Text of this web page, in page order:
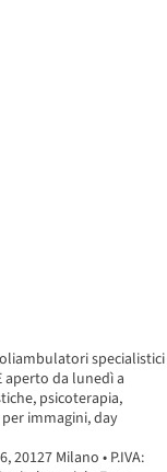
specialistici
aperto da lunedì a
psicoterapia,
immagini, day
20127 Milano • P.IVA: